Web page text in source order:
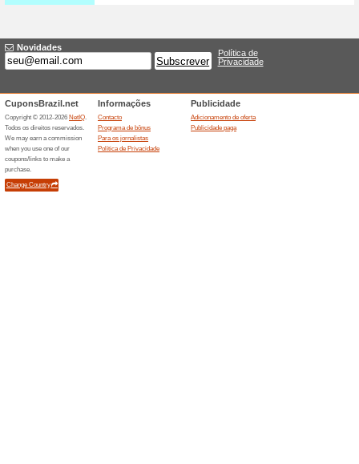
Paquetá
100% funcionou
Cupom Paquetá
desconto Paquetá